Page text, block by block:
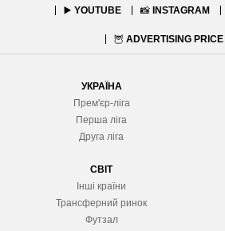
▶️ YOUTUBE 📸 INSTAGRAM
🦉 ADVERTISING PRICE
УКРАЇНА
Прем'єр-ліга
Перша ліга
Друга ліга
СВІТ
Інші країни
Трансферний ринок
Футзал